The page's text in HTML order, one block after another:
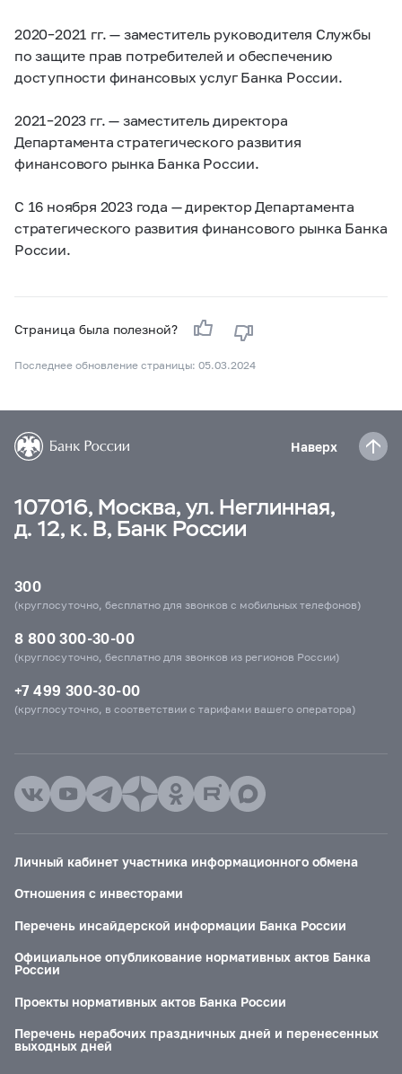
2020–2021 гг. — заместитель руководителя Службы
по защите прав потребителей и обеспечению
доступности финансовых услуг Банка России.
2021–2023 гг. — заместитель директора
Департамента стратегического развития
финансового рынка Банка России.
С 16 ноября 2023 года — директор Департамента
стратегического развития финансового рынка Банка
России.
Страница была полезной?
Последнее обновление страницы: 05.03.2024
Наверх
107016, Москва, ул. Неглинная,
д. 12, к. В, Банк России
300
(круглосуточно, бесплатно для звонков с мобильных телефонов)
8 800 300-30-00
(круглосуточно, бесплатно для звонков из регионов России)
+7 499 300-30-00
(круглосуточно, в соответствии с тарифами вашего оператора)
Личный кабинет участника информационного обмена
Отношения с инвесторами
Перечень инсайдерской информации Банка России
Официальное опубликование нормативных актов Банка
России
Проекты нормативных актов Банка России
Перечень нерабочих праздничных дней и перенесенных
выходных дней